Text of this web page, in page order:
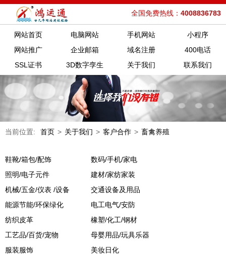
全国免费热线： 4008836783
网站首页 电脑网站 手机网站
小程序
网站推广
企业邮箱 域名注册
400电话
SSL证书
3D数字孪生 关于我们 联系我们
当前位置: 首页 > 关于我们 > 客户合作 > 畜禽养殖
鞋靴/箱包/配饰
数码/手机/家电
照明/电子元件
建材/家纺家装
机械/五金/仪表 /设备
交通设备及用品
能源节能/环保绿化
电工电气/安防
纺织皮革
橡塑/化工/钢材
工艺品/百货/宠物
母婴用品/玩具乐器
服装服饰
美妆日化